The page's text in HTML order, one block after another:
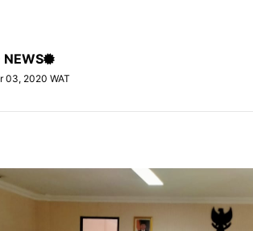
NEWS
03, 2020 WAT